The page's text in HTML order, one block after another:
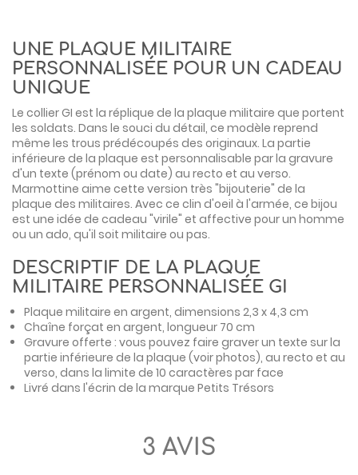
UNE PLAQUE MILITAIRE
PERSONNALISÉE POUR UN CADEAU
UNIQUE
Le collier GI est la réplique de la plaque militaire que portent
les soldats. Dans le souci du détail, ce modèle reprend
même les trous prédécoupés des originaux. La partie
inférieure de la plaque est personnalisable par la gravure
d'un texte (prénom ou date) au recto et au verso.
Marmottine aime cette version très "bijouterie" de la
plaque des militaires. Avec ce clin d'oeil à l'armée, ce bijou
est une idée de cadeau "virile" et affective pour un homme
ou un ado, qu'il soit militaire ou pas.
DESCRIPTIF DE LA PLAQUE
MILITAIRE PERSONNALISÉE GI
Plaque militaire en argent, dimensions 2,3 x 4,3 cm
Chaîne forçat en argent, longueur 70 cm
Gravure offerte : vous pouvez faire graver un texte sur la
partie inférieure de la plaque (voir photos), au recto et au
verso, dans la limite de 10 caractères par face
Livré dans l'écrin de la marque Petits Trésors
3 AVIS